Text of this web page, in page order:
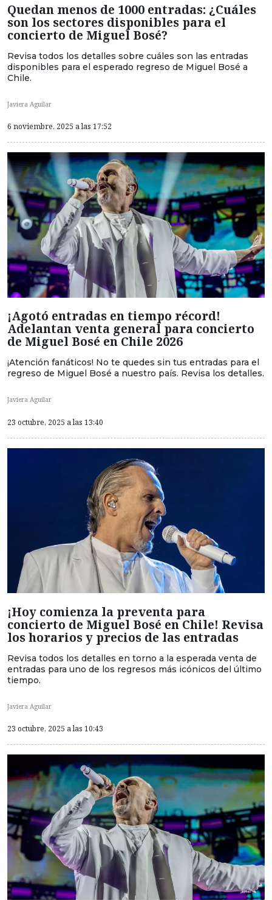
Quedan menos de 1000 entradas: ¿Cuáles
son los sectores disponibles para el
concierto de Miguel Bosé?
Revisa todos los detalles sobre cuáles son las entradas
disponibles para el esperado regreso de Miguel Bosé a
Chile.
Javiera Aguilar
6 noviembre, 2025 a las 17:52
¡Agotó entradas en tiempo récord!
Adelantan venta general para concierto
de Miguel Bosé en Chile 2026
¡Atención fanáticos! No te quedes sin tus entradas para el
regreso de Miguel Bosé a nuestro país. Revisa los detalles.
Javiera Aguilar
23 octubre, 2025 a las 13:40
¡Hoy comienza la preventa para
concierto de Miguel Bosé en Chile! Revisa
los horarios y precios de las entradas
Revisa todos los detalles en torno a la esperada venta de
entradas para uno de los regresos más icónicos del último
tiempo.
Javiera Aguilar
23 octubre, 2025 a las 10:43